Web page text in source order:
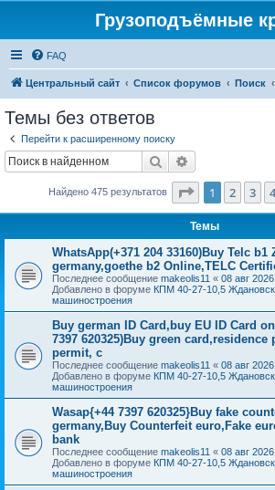
Грузоподъёмные
FAQ
Центральный сайт Список форумов Поиск
Темы без ответов
Перейти к расширенному поиску
Поиск
Найдено 475 результатов Страница
1 2 3 4
Темы
WhatsApp(+371 204 33160)Buy Telc
germany,goethe b2 Online,TELC
Последнее сообщение makeolis11 « 08 авг
Добавлено в форуме КПМ 40-27-10,5
машиностроения
Buy german ID Card,buy EU ID Card
7397 620325)Buy green
permit, c
Последнее сообщение makeolis11 « 08 авг
Добавлено в форуме КПМ 40-27-10,5
машиностроения
Wasap{+44 7397 620325}Buy fake
germany,Buy Counterfeit euro,Fake
bank
Последнее сообщение makeolis11 « 08 авг
Добавлено в форуме КПМ 40-27-10,5
машиностроения